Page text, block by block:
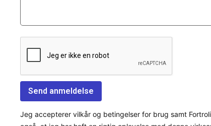
Jeg accepterer vilkår og betingelser for brug samt